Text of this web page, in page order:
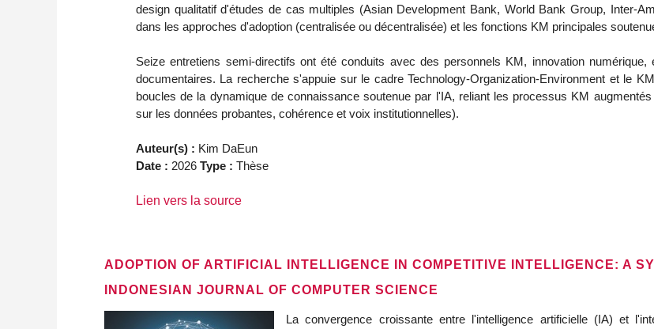
design qualitatif d'études de cas multiples (Asian Development Bank, World Bank Group, Inter-
dans les approches d'adoption (centralisée ou décentralisée) et les fonctions KM principales
Seize entretiens semi-directifs ont été conduits avec des personnels KM, innovation
documentaires. La recherche s'appuie sur le cadre Technology-Organization-Environment et le
boucles de la dynamique de connaissance soutenue par l'IA, reliant les processus KM
sur les données probantes, cohérence et voix institutionnelles).
Auteur(s) : Kim DaEun
Date : 2026 Type : Thèse
Lien vers la source
ADOPTION OF ARTIFICIAL INTELLIGENCE IN COMPETITIVE INTELLIGENCE: A
INDONESIAN JOURNAL OF COMPUTER SCIENCE
La convergence croissante entre l'intelligence artificielle (IA) et